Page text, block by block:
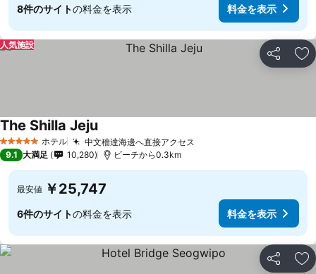
8件のサイトの料金を表示 料金を表示
シェア お
人気施設
5 ホテルのランク
ホテル 中文穡達海邊へ直接アクセス
The Shilla Jeju
9.1 大満足 10,280 ビーチから0.3km
最安値 ￥25,747
6件のサイトの料金を表示 料金を表示
シェア お